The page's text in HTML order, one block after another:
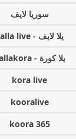
سوريا لايف
يلا لايف - yalla live
يلا كورة - yallakora
kora live
kooralive
koora 365